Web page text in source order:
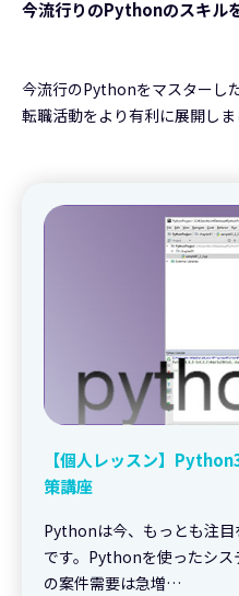
今流行りのPythonのスキル
今流行のPythonをマスターし
転職活動をより有利に展開しま
【個人レッスン】
策講座
Pythonは今、もっとも注
です。Pythonを使ったシ
の案件需要は急増…